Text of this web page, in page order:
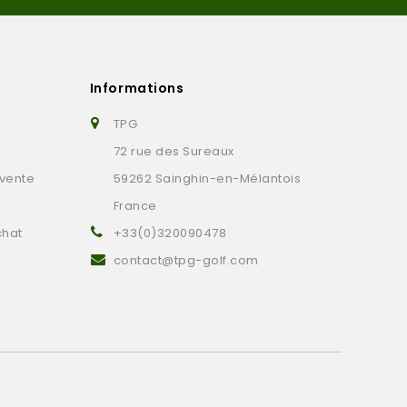
Informations
TPG
72 rue des Sureaux
59262 Sainghin-en-Mélantois
France
+33(0)320090478
contact@tpg-golf.com